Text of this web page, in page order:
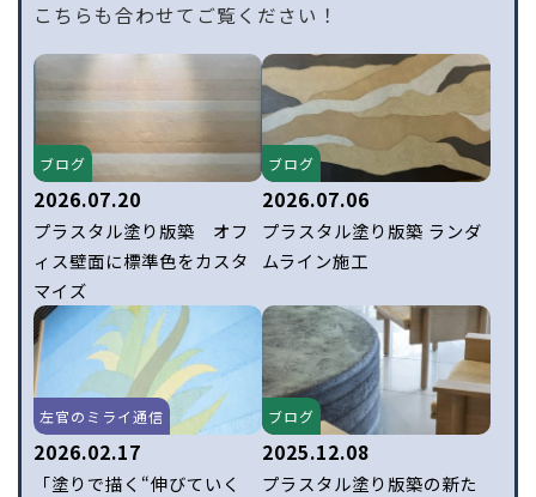
こちらも合わせてご覧ください！
ブログ
2026.07.20
プラスタル塗り版築 オフ
ィス壁面に標準色をカスタ
マイズ
ブログ
2026.07.06
プラスタル塗り版築 ランダ
ムライン施工
左官のミライ通信
2026.02.17
「塗りで描く“伸びていく
ブログ
2025.12.08
プラスタル塗り版築の新た